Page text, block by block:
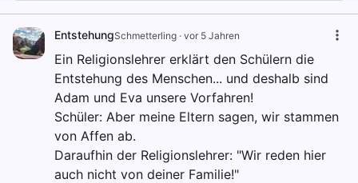
EntstehungSchmetterling · vor 5 Jahren
Ein Religionslehrer erklärt den Schülern die
Entstehung des Menschen... und deshalb sind
Adam und Eva unsere Vorfahren!
Schüler: Aber meine Eltern sagen, wir stammen
von Affen ab.
Daraufhin der Religionslehrer: "Wir reden hier
auch nicht von deiner Familie!"